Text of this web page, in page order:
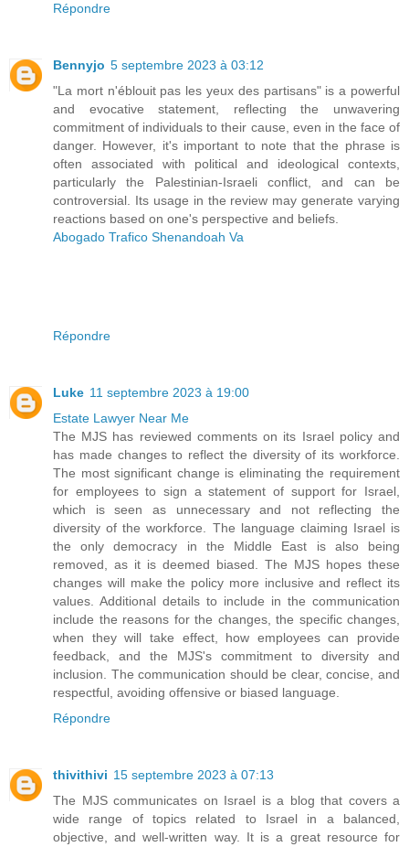
Répondre
Bennyjo 5 septembre 2023 à 03:12
"La mort n'éblouit pas les yeux des partisans" is a powerful
and evocative statement, reflecting the unwavering
commitment of individuals to their cause, even in the face of
danger. However, it's important to note that the phrase is
often associated with political and ideological contexts,
particularly the Palestinian-Israeli conflict, and can be
controversial. Its usage in the review may generate varying
reactions based on one's perspective and beliefs.
Abogado Trafico Shenandoah Va
Répondre
Luke 11 septembre 2023 à 19:00
Estate Lawyer Near Me
The MJS has reviewed comments on its Israel policy and
has made changes to reflect the diversity of its workforce.
The most significant change is eliminating the requirement
for employees to sign a statement of support for Israel,
which is seen as unnecessary and not reflecting the
diversity of the workforce. The language claiming Israel is
the only democracy in the Middle East is also being
removed, as it is deemed biased. The MJS hopes these
changes will make the policy more inclusive and reflect its
values. Additional details to include in the communication
include the reasons for the changes, the specific changes,
when they will take effect, how employees can provide
feedback, and the MJS's commitment to diversity and
inclusion. The communication should be clear, concise, and
respectful, avoiding offensive or biased language.
Répondre
thivithivi 15 septembre 2023 à 07:13
The MJS communicates on Israel is a blog that covers a
wide range of topics related to Israel in a balanced,
objective, and well-written way. It is a great resource for